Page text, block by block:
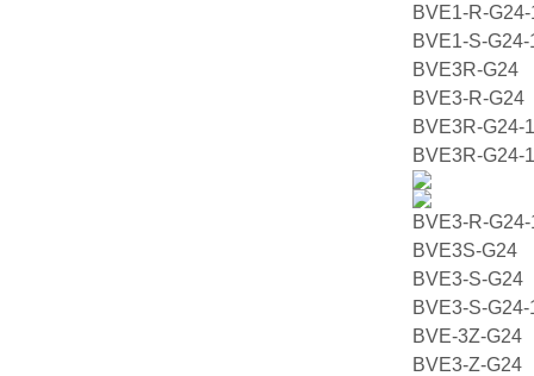
BVE1-R-
BVE1-S-G24-
BVE3R-G24
BVE3-R-G24
BVE3R-G24-
BVE3R-G24-
BVE3-R-
BVE3S-G24
BVE3-S-G24
BVE3-S-G24-
BVE-3Z-G24
BVE3-Z-G24